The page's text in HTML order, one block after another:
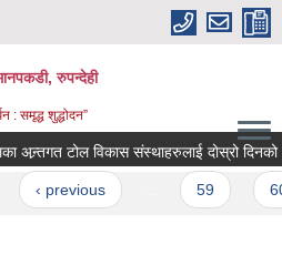
रुपन्देही
: समृद्ध शुद्धोदन”
अन्र्तगत टोल विकास संस्थाहरुलाई दोस्रो दिनको
‹ previous